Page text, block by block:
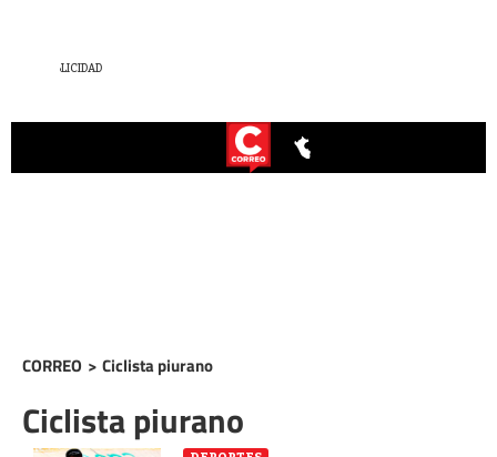
CORREO > Ciclista piurano
Ciclista piurano